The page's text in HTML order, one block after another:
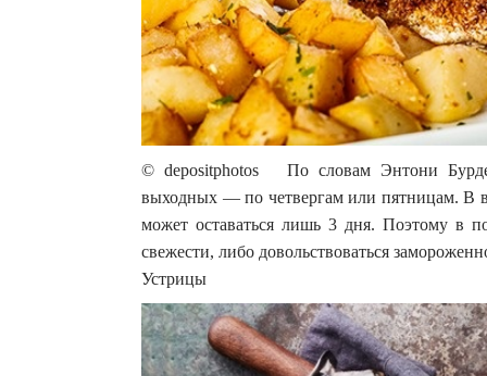
© depositphotos По словам Энтони
выходных — по четвергам или пятницам.
может оставаться лишь 3 дня. Поэтому в
свежести, либо довольствоваться
Устрицы